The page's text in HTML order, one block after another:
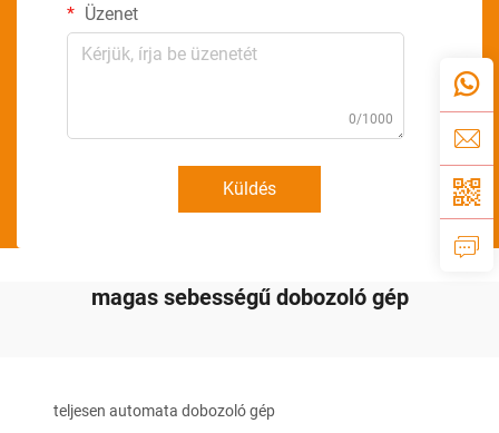
Üzenet
0/1000
Küldés
magas sebességű dobozoló gép
teljesen automata dobozoló gép